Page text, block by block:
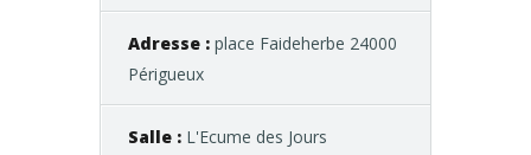
Adresse : place Faideherbe 24000
Périgueux
Salle : L'Ecume des Jours